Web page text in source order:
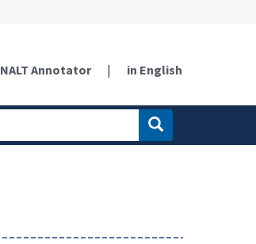
NALT Annotator | in English